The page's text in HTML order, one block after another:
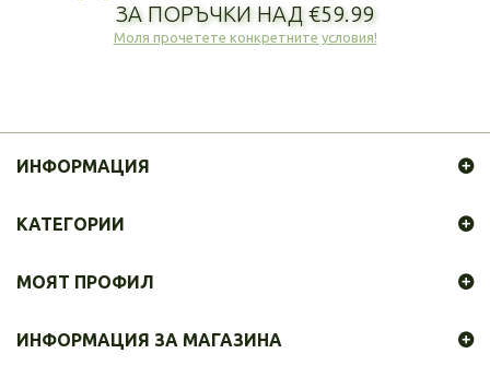
ЗА ПОРЪЧКИ НАД €59.99
Моля прочетете конкретните условия!
ИНФОРМАЦИЯ
КАТЕГОРИИ
МОЯТ ПРОФИЛ
ИНФОРМАЦИЯ ЗА МАГАЗИНА